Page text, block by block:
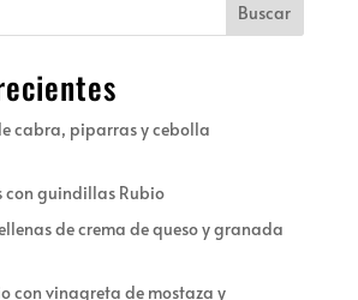
Buscar
cabra, piparras y cebolla
con guindillas Rubio
de crema de queso y granada
con vinagreta de mostaza y